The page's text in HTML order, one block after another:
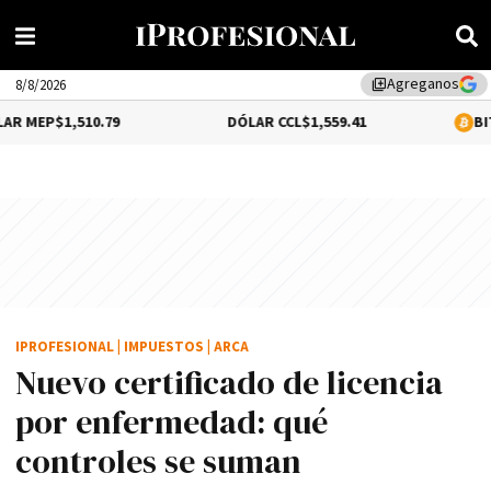
library_addAgreganos
8/8/2026
$1,559.41 0.2%
Nuevo certificado de licencia
por enfermedad: qué
controles se suman
IPROFESIONAL IMPUESTOS ARCA